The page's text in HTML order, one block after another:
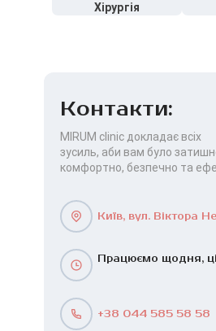
Хірургія
Контакти:
MIRUM clinic докладає всіх
зусиль, аби вам було
комфортно, безпечно та
Київ, вул. Віктора
Працюємо щодня,
+38 044 585 58 58